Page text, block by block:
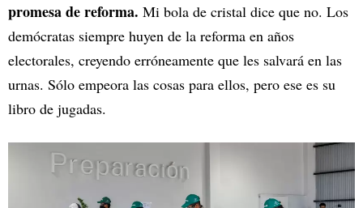
promesa de reforma. Mi bola de cristal dice que no. Los
demócratas siempre huyen de la reforma en años
electorales, creyendo erróneamente que les salvará en las
urnas. Sólo empeora las cosas para ellos, pero ese es su
libro de jugadas.